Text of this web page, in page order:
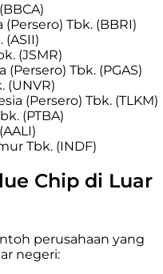
Tbk. (BBRI)
(ASII)
(JSMR)
(Persero) Tbk. (PGAS)
(UNVR)
(Persero) Tbk. (TLKM)
(PTBA)
Tbk. (INDF)
Chip di Luar
perusahaan yang
negeri: